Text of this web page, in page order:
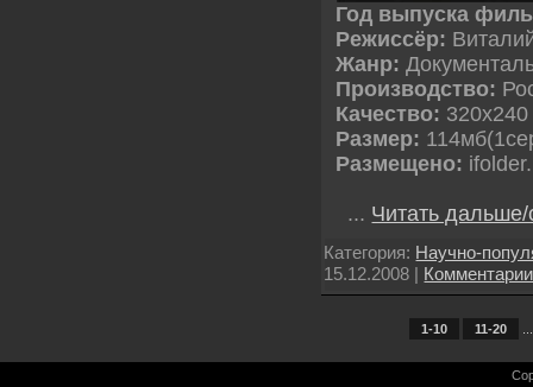
Год выпуска
Режиссёр:
Жанр:
Производство:
Качество: 320х240
Размер:
Размещено:
... Читать дальше/
Категория: Научно-
15.12.2008 | Комментарии
1-10 11-20